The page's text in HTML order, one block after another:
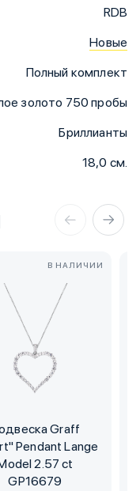
RDB
Новые
Полный комплект
золото 750 пробы
Бриллианты
18,0 см.
В НАЛИЧИИ
Graff
Pendant Lange
2.57 ct
GP16679